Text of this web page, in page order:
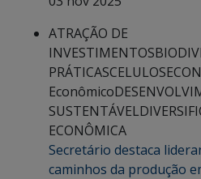
ATRAÇÃO DE
INVESTIMENTOS
PRÁTICASCELULOSE
Econômico
SUSTENTÁVEL
ECONÔMICA
Secretário destaca
caminhos da produção